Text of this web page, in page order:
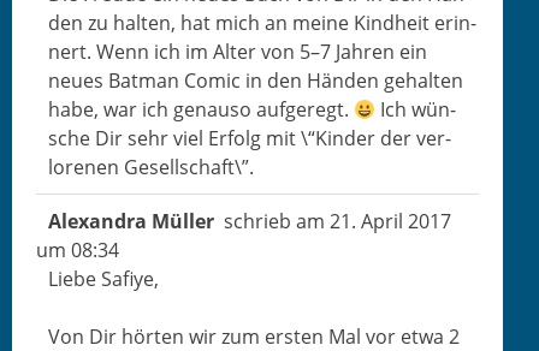
den zu hal­ten, hat mich an meine Kind­heit erin­
nert. Wenn ich im Alter von 5–7 Jahren ein
neues Bat­man Com­ic in den Hän­den gehal­ten
habe, war ich genau­so aufgeregt.
Ich wün­
sche Dir sehr viel Erfolg mit \“Kinder der ver­
lore­nen Gesellschaft\”.
Alexan­dra Müller schrieb am 21. April 2017
um 08:34
Liebe Safiye,
Von Dir hörten wir zum ersten Mal vor etwa 2